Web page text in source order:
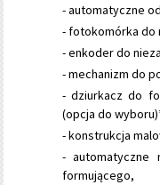
- automatyczne
- fotokomórka do
- enkoder do
- mechanizm do
- dziurkacz do
(opcja do
- konstrukcja
- automatyczne
formującego,